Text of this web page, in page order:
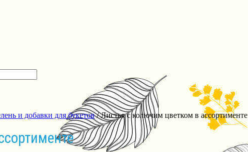
и добавки для букетов/ Листья с колючим цветком в ассортименте